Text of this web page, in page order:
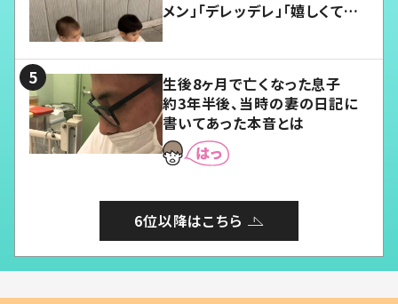
メン」「デレッデレ」「嬉しくて可
生後8ヶ月で亡くなった息子
約3年半後、当時の妻の日記に
書いてあった本音とは
6位以降はこちら